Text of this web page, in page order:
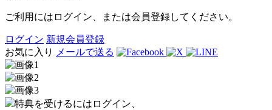
ご利用にはログイン、または会員登録してください。
ログイン 新規会員登録
お気に入り
メールで送る
特典を受けるにはログイン、